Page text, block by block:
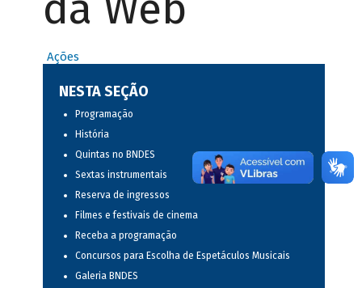
Ações
NESTA SEÇÃO
Programação
História
Quintas no BNDES
Sextas instrumentais
Reserva de ingressos
Filmes e festivais de cinema
Receba a programação
Concursos para Escolha de Espetáculos Musicais
Galeria BNDES